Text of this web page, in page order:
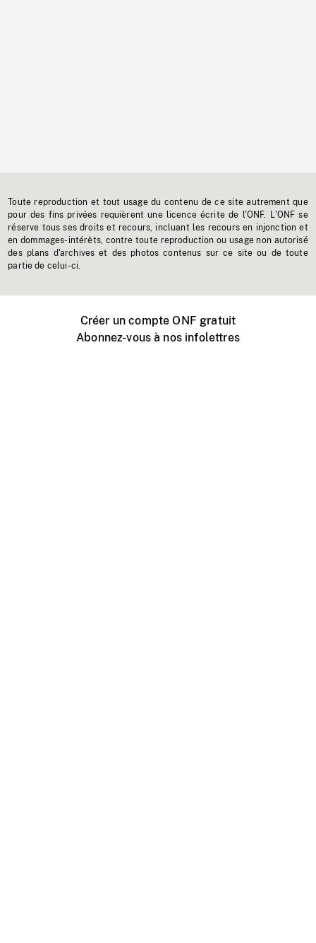
Toute reproduction et tout usage du contenu de ce site autrement que
pour des fins privées requièrent une licence écrite de l'ONF. L'ONF se
réserve tous ses droits et recours, incluant les recours en injonction et
en dommages-intérêts, contre toute reproduction ou usage non autorisé
des plans d'archives et des photos contenus sur ce site ou de toute
partie de celui-ci.
Créer un compte ONF gratuit
Abonnez-vous à nos infolettres